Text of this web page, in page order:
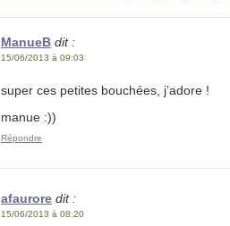
ManueB dit :
15/06/2013 à 09:03
super ces petites bouchées, j’adore !
manue :))
Répondre
afaurore dit :
15/06/2013 à 08:20